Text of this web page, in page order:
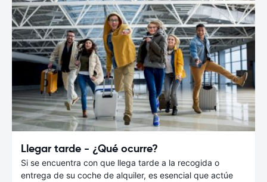
Llegar tarde - ¿Qué ocurre?
Si se encuentra con que llega tarde a la recogida o
entrega de su coche de alquiler, es esencial que actúe